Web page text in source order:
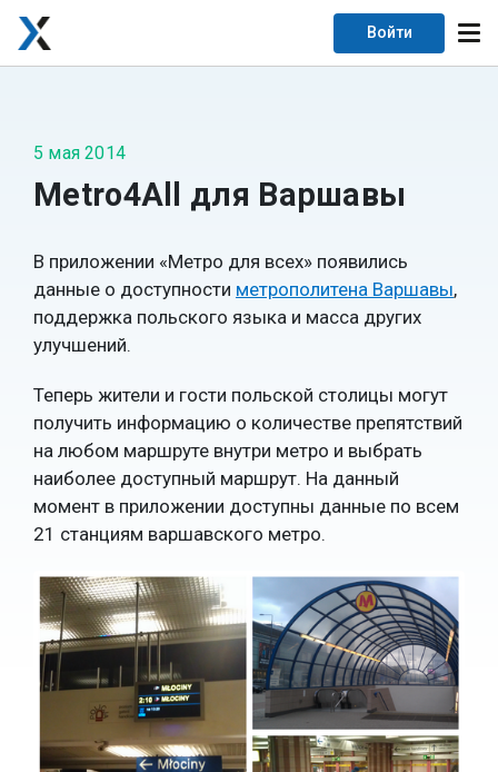
Войти
5 мая 2014
Metro4All для Варшавы
В приложении «Метро для всех» появились
данные о доступности метрополитена Варшавы,
поддержка польского языка и масса других
улучшений.
Теперь жители и гости польской столицы могут
получить информацию о количестве препятствий
на любом маршруте внутри метро и выбрать
наиболее доступный маршрут. На данный
момент в приложении доступны данные по всем
21 станциям варшавского метро.